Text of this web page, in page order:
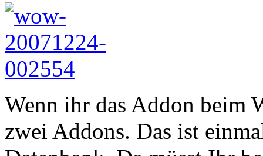
Wenn ihr das Addon beim
zwei Addons. Das ist